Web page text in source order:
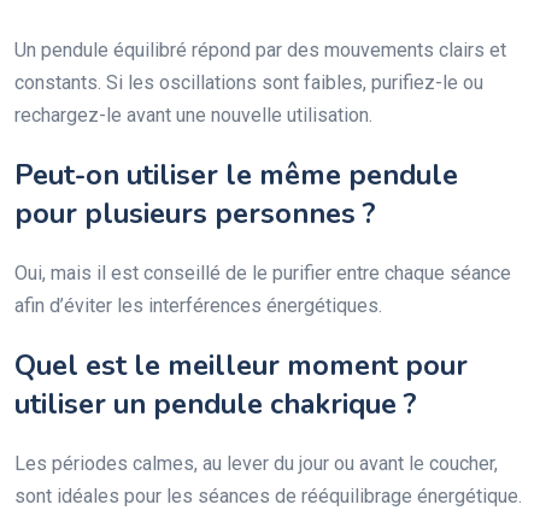
Un pendule équilibré répond par des mouvements clairs et
constants. Si les oscillations sont faibles, purifiez-le ou
rechargez-le avant une nouvelle utilisation.
Peut-on utiliser le même pendule
pour plusieurs personnes ?
Oui, mais il est conseillé de le purifier entre chaque séance
afin d’éviter les interférences énergétiques.
Quel est le meilleur moment pour
utiliser un pendule chakrique ?
Les périodes calmes, au lever du jour ou avant le coucher,
sont idéales pour les séances de rééquilibrage énergétique.